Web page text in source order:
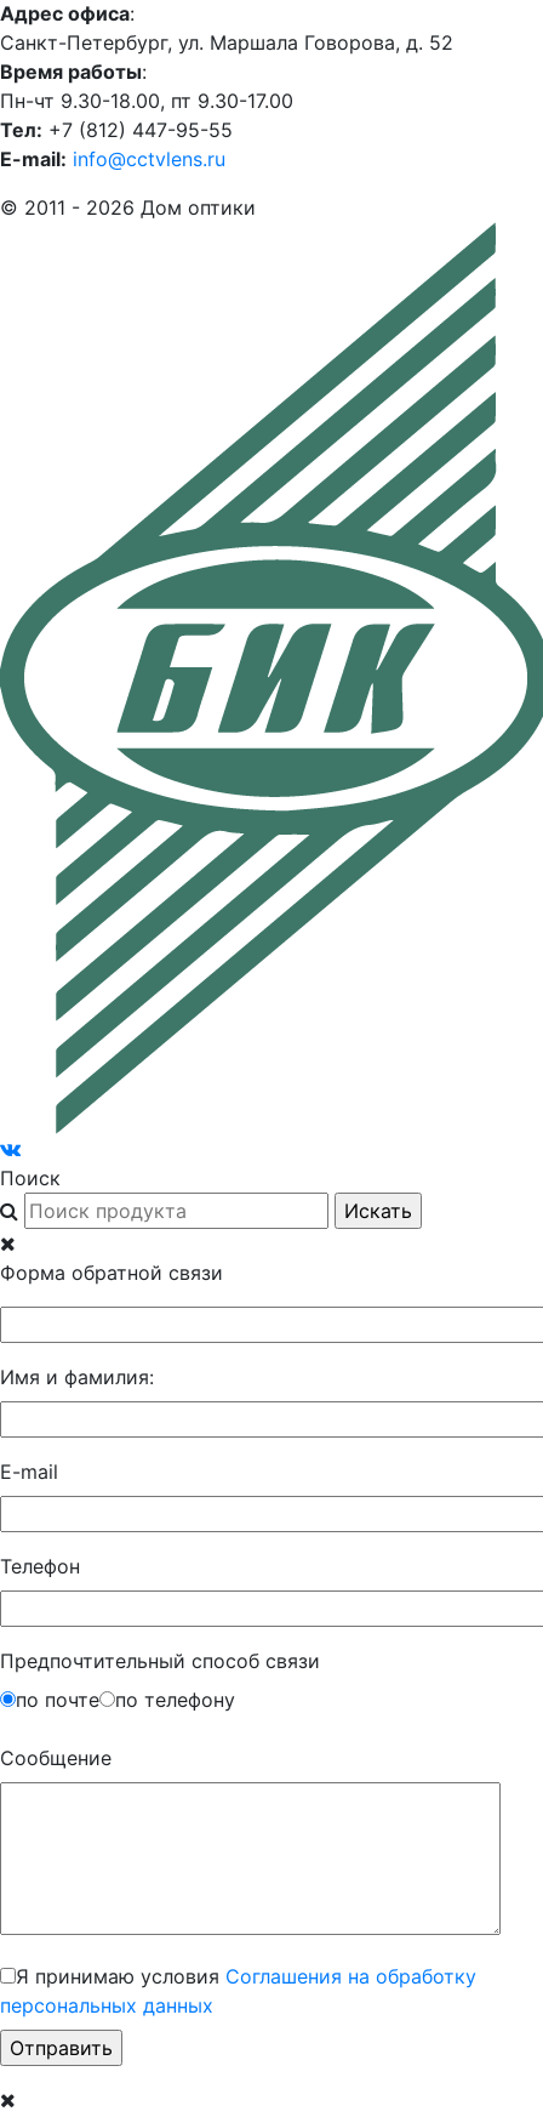
Адрес офиса:
Санкт-Петербург, ул. Маршала Говорова, д. 52
Время работы:
Пн-чт 9.30-18.00, пт 9.30-17.00
Тел: +7 (812) 447-95-55
E-mail: info@cctvlens.ru
© 2011 - 2026 Дом оптики
Поиск
Форма обратной связи
Имя и фамилия:
E-mail
Телефон
Предпочтительный способ связи
по почте
по телефону
Сообщение
Я принимаю условия Соглашения на обработку
персональных данных